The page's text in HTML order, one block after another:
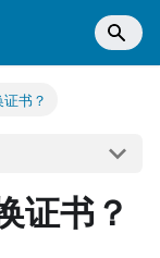
书？
证书？